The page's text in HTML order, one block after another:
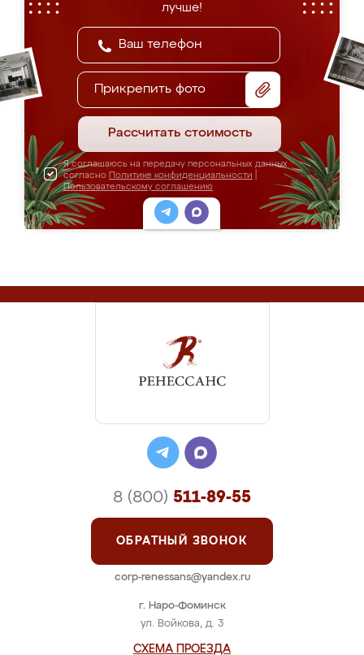
лучше!
Прикрепить фото
Рассчитать стоимость
Я соглашаюсь на передачу персональных данных
согласно Политике конфиденциальности
Пользовательскому соглашению
г. Наро-Фоминск
ул. Войкова, д. 3
СХЕМА ПРОЕЗДА
8 (800) 511-89-55
ОБРАТНЫЙ ЗВОНОК
corp-renessans@yandex.ru